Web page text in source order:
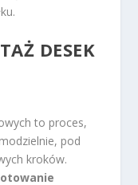
DESEK
to proces,
pod
kroków.